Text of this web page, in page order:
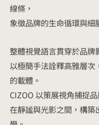
線條，
象徵品牌的生命循環與細
整體視覺語言貫穿於品牌
以極簡手法詮釋高雅層
的載體。
CIZOO 以策展視角捕捉
在靜謐與光影之間，構